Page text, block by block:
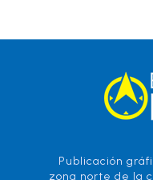
Publicación
zona norte de la